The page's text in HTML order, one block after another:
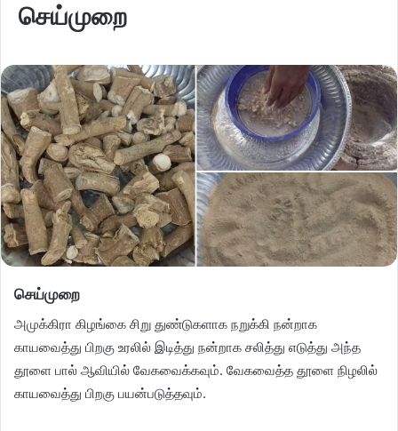
செய்முறை
செய்முறை
அமுக்கிரா கிழங்கை சிறு துண்டுகளாக நறுக்கி நன்றாக
காயவைத்து பிறகு உரலில் இடித்து நன்றாக சலித்து எடுத்து அந்த
தூளை பால் ஆவியில் வேகவைக்கவும். வேகவைத்த தூளை நிழலில்
காயவைத்து பிறகு பயன்படுத்தவும்.